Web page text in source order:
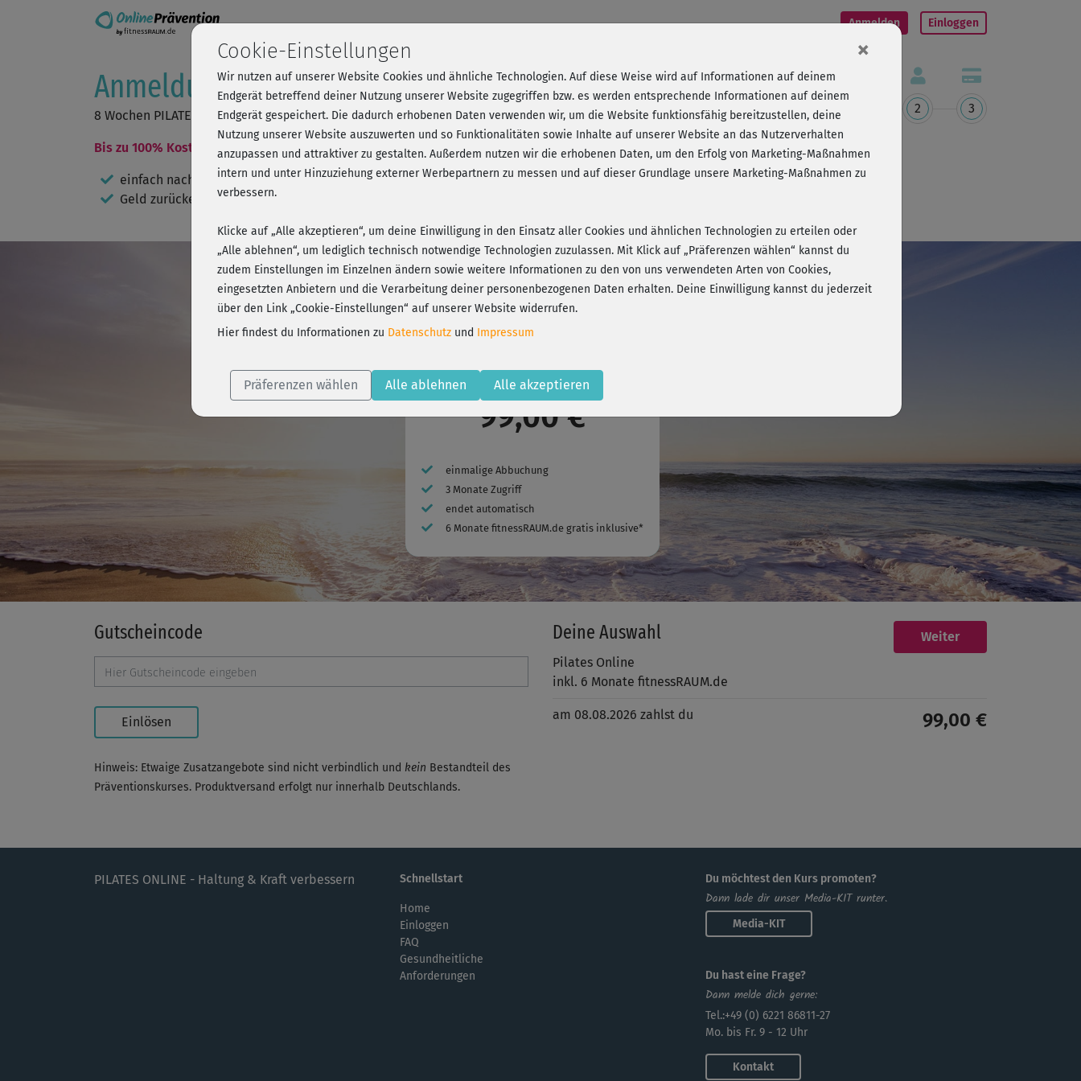
Anmelden Einloggen
Anmeldung zum Präventionskurs
8 Wochen PILATES ONLINE - Haltung & Kraft verbessern
Bis zu 100% Kostenerstattung durch deine Krankenkasse
einfach nach Abschluss des Kurses Teilnahmebescheinigung einreichen
Geld zurückerhalten
2 3
Pilates Online
99,00 €
einmalige Abbuchung
3 Monate Zugriff
endet automatisch
6 Monate fitnessRAUM.de gratis inklusive*
Gutscheincode
Einlösen
Hinweis: Etwaige Zusatzangebote sind nicht verbindlich und kein Bestandteil des
Präventionskurses. Produktversand erfolgt nur innerhalb Deutschlands.
Deine Auswahl
Weiter
Pilates Online
inkl. 6 Monate fitnessRAUM.de
am 08.08.2026 zahlst du 99,00 €
PILATES ONLINE - Haltung & Kraft verbessern Schnellstart
Home
Einloggen
FAQ
Gesundheitliche
Anforderungen
Du möchtest den Kurs promoten?
Dann lade dir unser Media-KIT runter.
Media-KIT
Du hast eine Frage?
Dann melde dich gerne:
Tel.:+49 (0) 6221 86811-27
Mo. bis Fr. 9 - 12 Uhr
Kontakt
Cookie-Einstellungen ×
Wir nutzen auf unserer Website Cookies und ähnliche Technologien. Auf diese Weise wird auf Informationen auf deinem
Endgerät betreffend deiner Nutzung unserer Website zugegriffen bzw. es werden entsprechende Informationen auf deinem
Endgerät gespeichert. Die dadurch erhobenen Daten verwenden wir, um die Website funktionsfähig bereitzustellen, deine
Nutzung unserer Website auszuwerten und so Funktionalitäten sowie Inhalte auf unserer Website an das Nutzerverhalten
anzupassen und attraktiver zu gestalten. Außerdem nutzen wir die erhobenen Daten, um den Erfolg von Marketing-Maßnahmen
intern und unter Hinzuziehung externer Werbepartnern zu messen und auf dieser Grundlage unsere Marketing-Maßnahmen zu
verbessern.
Klicke auf „Alle akzeptieren“, um deine Einwilligung in den Einsatz aller Cookies und ähnlichen Technologien zu erteilen oder
„Alle ablehnen“, um lediglich technisch notwendige Technologien zuzulassen. Mit Klick auf „Präferenzen wählen“ kannst du
zudem Einstellungen im Einzelnen ändern sowie weitere Informationen zu den von uns verwendeten Arten von Cookies,
eingesetzten Anbietern und die Verarbeitung deiner personenbezogenen Daten erhalten. Deine Einwilligung kannst du jederzeit
über den Link „Cookie-Einstellungen“ auf unserer Website widerrufen.
Hier findest du Informationen zu Datenschutz und Impressum
Präferenzen wählen Alle ablehnen Alle akzeptieren